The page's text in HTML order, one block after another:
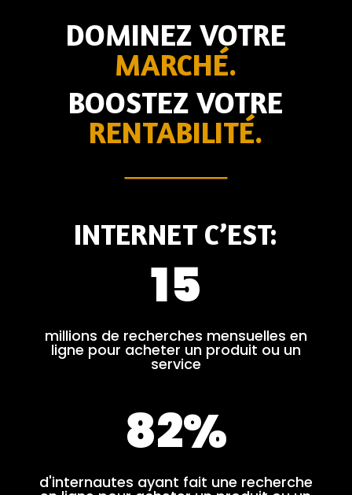
DOMINEZ VOTRE
MARCHÉ.
BOOSTEZ VOTRE
RENTABILITÉ.
INTERNET C’EST:
15
millions de recherches mensuelles en
ligne pour acheter un produit ou un
service
82%
d'internautes ayant fait une recherche